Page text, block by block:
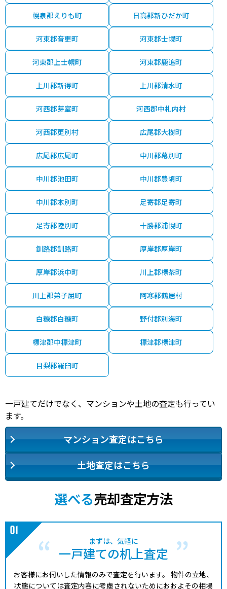
幌泉郡えりも町 日高郡新ひだか町
河東郡音更町 河東郡士幌町
河東郡上士幌町 河東郡鹿追町
上川郡新得町 上川郡清水町
河西郡芽室町 河西郡中札内村
河西郡更別村 広尾郡大樹町
広尾郡広尾町 中川郡幕別町
中川郡池田町 中川郡豊頃町
中川郡本別町 足寄郡足寄町
足寄郡陸別町 十勝郡浦幌町
釧路郡釧路町 厚岸郡厚岸町
厚岸郡浜中町 川上郡標茶町
川上郡弟子屈町 阿寒郡鶴居村
白糠郡白糠町 野付郡別海町
標津郡中標津町 標津郡標津町
目梨郡羅臼町
一戸建てだけでなく、マンションや土地の査定も行ってい
ます。
マンション査定はこちら
土地査定はこちら
選べる売却査定方法
まずは、気軽に
一戸建ての机上査定
お客様にお伺いした情報のみで査定を行います。 物件の立地、
状態については査定内容に考慮されないためにおおよその相場